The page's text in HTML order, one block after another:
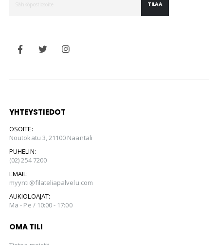
TILAA
YHTEYSTIEDOT
OSOITE:
Noutokatu 3, 21100 Naantali
PUHELIN:
(02) 254 7200
EMAIL:
myynti@filateliapalvelu.com
AUKIOLOAJAT:
Ma - Pe / 10:00 - 17:00
OMA TILI